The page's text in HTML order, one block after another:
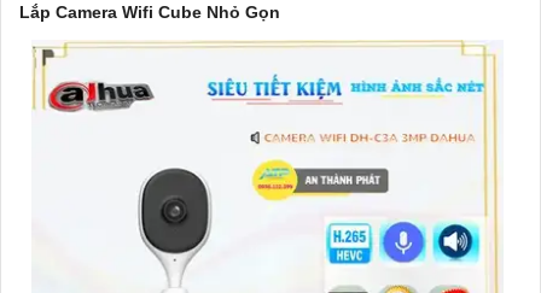
hỗ trợ cảm biến chuyển động và đèn hồng ngoại.
Nhớ xem xét các yếu tố trên và kiểm tra các đánh giá của người
dùng trước khi quyết định mua Camera Wifi Cube. Chúc anh/chị
tìm cho mình lựa chọn hoàn hảo!
Lắp Camera Wifi Cube Nhỏ Gọn